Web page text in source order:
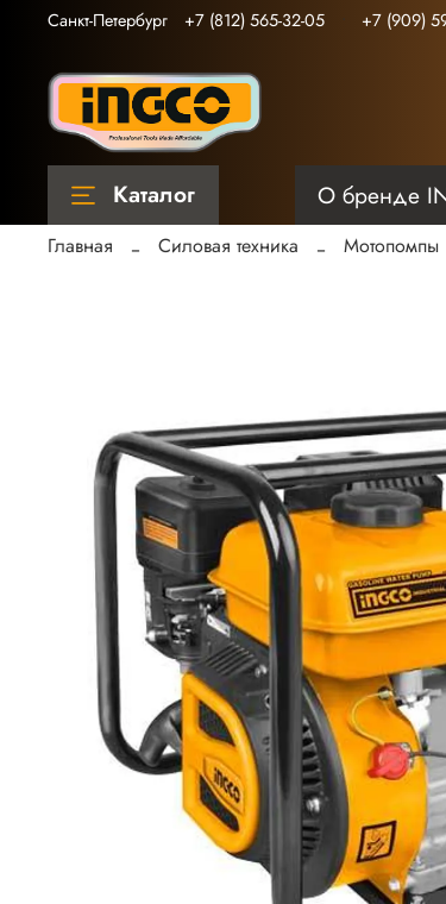
Санкт-Петербург +7 (812) 565-32-05 +7 (909)
Каталог О бренде
Главная Силовая техника Мотопомпы